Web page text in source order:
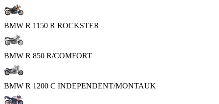
BMW R 1150 R ROCKSTER
BMW R 850 R/COMFORT
BMW R 1200 C INDEPENDENT/MONTAUK